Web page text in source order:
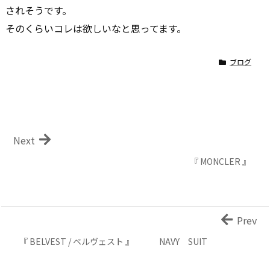
されそうです。
そのくらいコレは欲しいなと思ってます。
ブログ
『 MONCLER 』
Next
『 BELVEST / ベルヴェスト 』 NAVY SUIT
Prev